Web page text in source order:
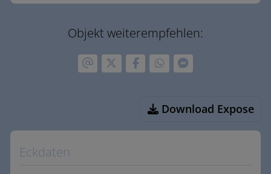
Objekt weiterempfehlen:
Download Expose
Eckdaten